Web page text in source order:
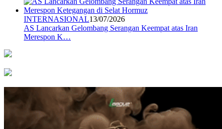
INTERNASIONAL13/07/2026
AS Lancarkan Gelombang Serangan Keempat atas Iran
Merespon K…